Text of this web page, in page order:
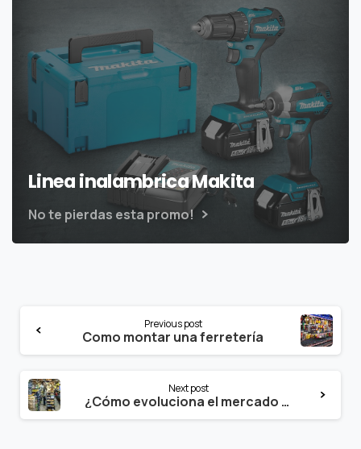
Linea inalambrica Makita
No te pierdas esta promo!
Reading
Previous post
Como montar una ferretería
Next post
¿Cómo evoluciona el mercado de la ferretería y bricolaje?